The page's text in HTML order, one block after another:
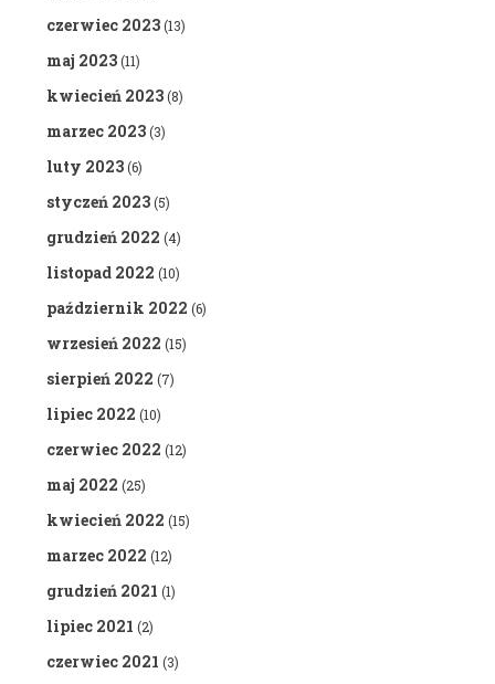
czerwiec 2023(13)
maj 2023(11)
kwiecień 2023(8)
marzec 2023(3)
luty 2023(6)
styczeń 2023(5)
grudzień 2022 (4)
listopad 2022 (10)
październik 2022 (6)
wrzesień 2022 (15)
sierpień 2022 (7)
lipiec 2022 (10)
czerwiec 2022 (12)
maj 2022 (25)
kwiecień 2022 (15)
marzec 2022 (12)
grudzień 2021 (1)
lipiec 2021 (2)
czerwiec 2021 (3)